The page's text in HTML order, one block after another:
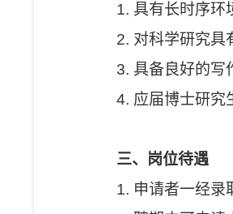
1. 具有长时序环
2. 对科学研究具
3. 具备良好的写
4. 应届博士研究
三、岗位待遇
1. 申请者一经录